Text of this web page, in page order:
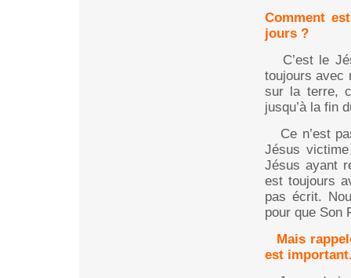
Comment
jours ?
C’est le
toujours avec
sur la terre,
jusqu’à la fin
Ce n’est
Jésus
Jésus ayant
est toujours
pas écrit.
pour que Son
Mais
est